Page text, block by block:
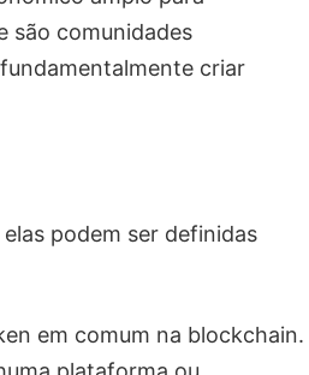
são comunidades
criar
podem ser definidas
em comum na blockchain.